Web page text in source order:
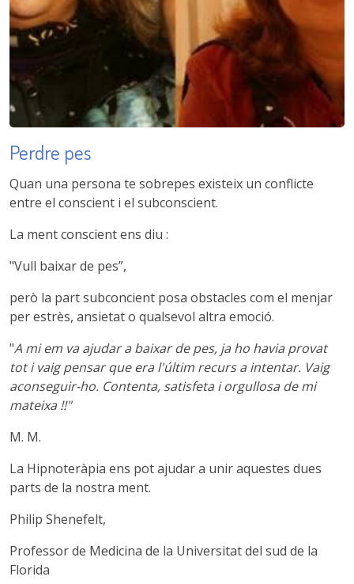
Perdre pes
Quan una persona te sobrepes existeix un conflicte
entre el conscient i el subconscient.
La ment conscient ens diu :
"Vull baixar de pes”,
però la part subconcient posa obstacles com el menjar
per estrès, ansietat o qualsevol altra emoció.
"A mi em va ajudar a baixar de pes, ja ho havia provat
tot i vaig pensar que era l'últim recurs a intentar. Vaig
aconseguir-ho. Contenta, satisfeta i orgullosa de mi
mateixa !!"
M. M.
La Hipnoteràpia ens pot ajudar a unir aquestes dues
parts de la nostra ment.
Philip Shenefelt,
Professor de Medicina de la Universitat del sud de la
Florida